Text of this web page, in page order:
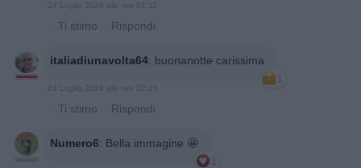
· Ti stimo · Rispondi
italiadiunavolta64: buonanotte carissima
1
· Ti stimo · Rispondi
Numero6: Bella immagine 🤩
1